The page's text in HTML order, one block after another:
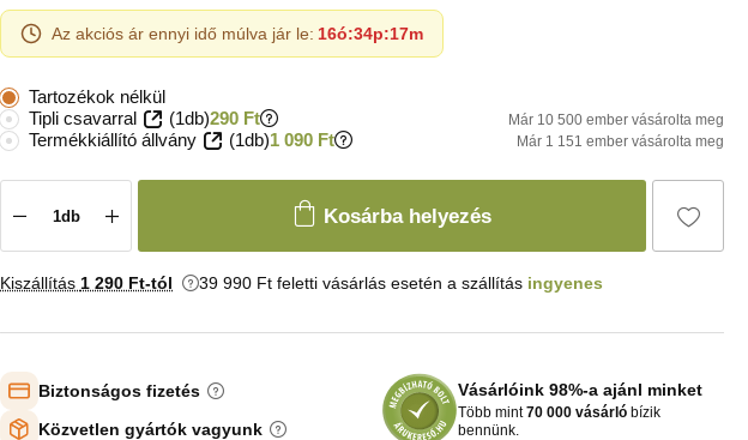
Az akciós ár ennyi idő múlva jár le: 16ó:34p:16m
Tartozékok nélkül
Tipli csavarral
(1db)290 Ft Már 10 500 ember vásárolta meg
Termékkiállító állvány (1db)1 090 Ft Már 1 151 ember vásárolta meg
Kosárba helyezés
Kiszállítás 1 290 Ft-tól 39 990 Ft feletti vásárlás esetén a szállítás ingyenes
Biztonságos fizetés
Közvetlen gyártók vagyunk
Vásárlóink 98%-a ajánl minket
Több mint70 000 vásárló bízik
bennünk.